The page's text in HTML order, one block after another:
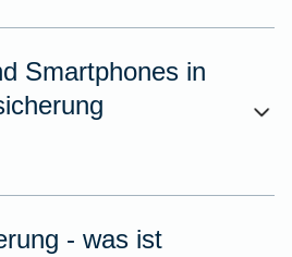
Smartphones in
- was ist